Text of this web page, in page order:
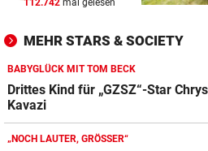
SCHLUSSTAG WARTET vor
stark verbessert
MOURINHO GREIFT DURCH vor
Diese Regeln gelten ab
die Real-Spieler
112.742 mal gelesen
MEHR STARS & SOCIETY
BABYGLÜCK MIT TOM BECK
Drittes Kind für „GZSZ“-Star
Kavazi
„NOCH LAUTER, GRÖSSER“